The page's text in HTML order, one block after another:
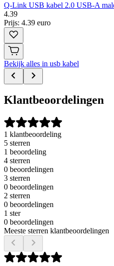
Q-Link USB kabel 2.0 USB-A
4.39
Prijs: 4.39 euro
Bekijk alles in usb kabel
Klantbeoordelingen
1 klantbeoordeling
5 sterren
1 beoordeling
4 sterren
0 beoordelingen
3 sterren
0 beoordelingen
2 sterren
0 beoordelingen
1 ster
0 beoordelingen
Meeste sterren klantbeoordelingen